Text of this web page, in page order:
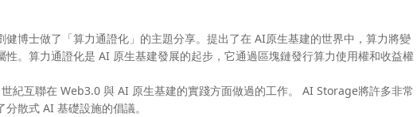
博士做了「算力通證化」的主題分享。提出了在 AI原生基建的世界中，算力將變
。算力通證化是 AI 原生基建發展的起步，它通過區塊鏈發行算力使用權和收益權
紀互聯在 Web3.0 與 AI 原生基建的實踐方面做過的工作。 AI Storage將許多非常
散式 AI 基礎設施的倡議。